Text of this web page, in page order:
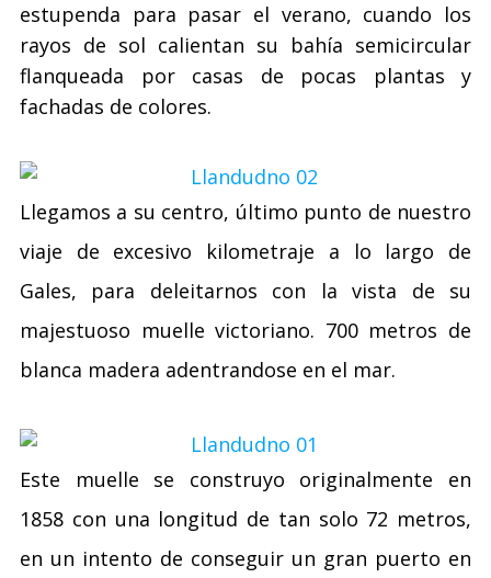
estupenda para pasar el verano, cuando los
rayos de sol calientan su bahía semicircular
flanqueada por casas de pocas plantas y
fachadas de colores.
Llegamos a su centro, último punto de nuestro
viaje de excesivo kilometraje a lo largo de
Gales, para deleitarnos con la vista de su
majestuoso muelle victoriano. 700 metros de
blanca madera adentrandose en el mar.
Este muelle se construyo originalmente en
1858 con una longitud de tan solo 72 metros,
en un intento de conseguir un gran puerto en